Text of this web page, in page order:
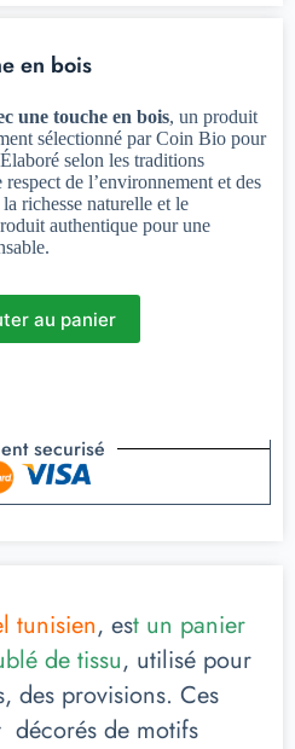
en bois
une touche en bois, un produit
sélectionné par Coin Bio pour
selon les traditions
de l’environnement et des
richesse naturelle et le
authentique pour une
au panier
securisé
tunisien, est un panier
de tissu, utilisé pour
des provisions. Ces
décorés de motifs